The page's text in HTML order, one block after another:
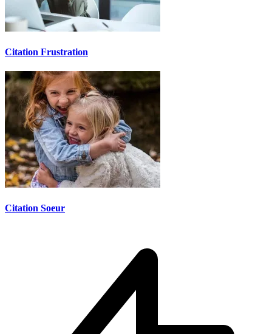
Citation Frustration
Citation Soeur